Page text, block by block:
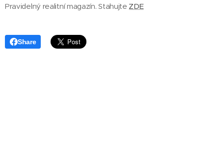
Pravidelný realitní magazín. Stahujte ZDE
Share